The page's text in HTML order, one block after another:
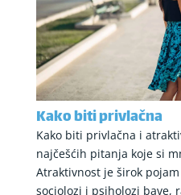
Kako biti privlačna
Kako biti privlačna i
najčešćih pitanja koje si
Atraktivnost je širok
sociolozi i psiholozi bave,